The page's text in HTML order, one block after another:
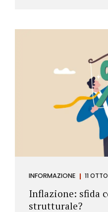
INFORMAZIONE 11
Inflazione: sfida
strutturale?